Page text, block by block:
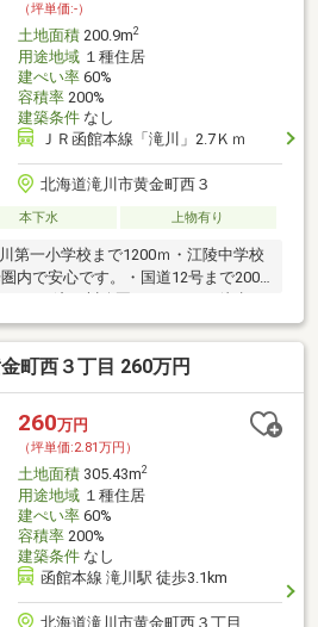
（坪単価:-）
土地面積200.9m2
用途地域１種住居
建ぺい率60%
容積率200%
建築条件なし
ＪＲ函館本線「滝川」2.7Ｋｍ
北海道滝川市黄金町西３
本下水 上物有り
第一小学校まで1200ｍ・江陵中学校
内で安心です。・国道12号まで200
す。・滝の川公園まで800ｍ（徒歩10
策におすすめです。【周辺施設】・
店まで300ｍ（徒歩4分）・マックス
（徒歩24分）・ＤＺマート滝川朝日
・ツルハドラッグ滝川朝日町店まで
なす公園まで170ｍ（徒歩3分）
町西３丁目 260万円
260万円
（坪単価:2.81万円）
土地面積305.43m2
用途地域１種住居
建ぺい率60%
容積率200%
建築条件なし
函館本線 滝川駅 徒歩3.1km
北海道滝川市黄金町西３丁目